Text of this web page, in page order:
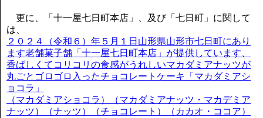
更に、「十一屋七日町本店」、及び「七日町」に関して
は、
２０２４（令和６）年５月１日山形県山形市七日町にあり
ます老舗菓子舗「十一屋七日町本店」が提供しています、
香ばしくてコリコリの食感がうれしいマカダミアナッツが
丸ごとゴロゴロ入ったチョコレートケーキ「マカダミアシ
ョコラ」
（マカダミアショコラ）（マカダミアナッツ・マカデミア
ナッツ）（ナッツ）（チョコレート）（カカオ・ココア）